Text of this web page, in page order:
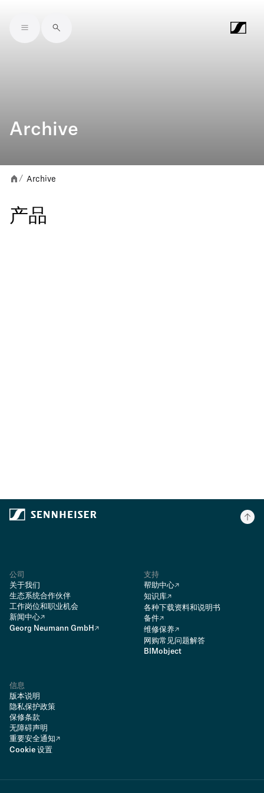
Archive
/ Archive
产品
公司
关于我们
生态系统合作伙伴
工作岗位和职业机会
新闻中心
Georg Neumann GmbH
支持
帮助中心
知识库
各种下载资料和说明书
备件
维修保养
网购常见问题解答
BIMobject
信息
版本说明
隐私保护政策
保修条款
无障碍声明
重要安全通知
Cookie 设置